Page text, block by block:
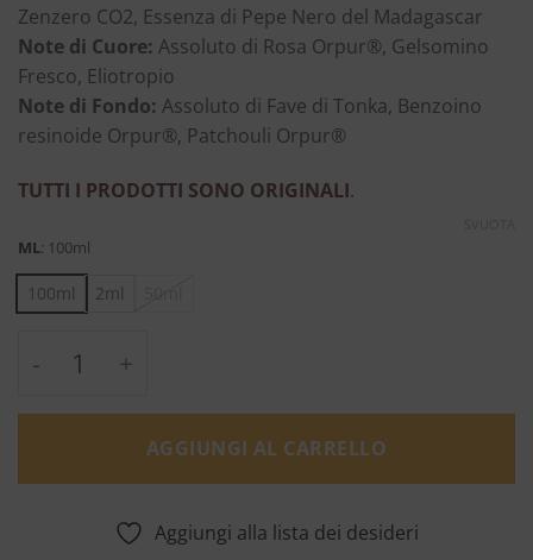
Zenzero CO2, Essenza di Pepe Nero del Madagascar
Note di Cuore: Assoluto di Rosa Orpur®, Gelsomino
Fresco, Eliotropio
Note di Fondo: Assoluto di Fave di Tonka, Benzoino
resinoide Orpur®, Patchouli Orpur®
TUTTI I PRODOTTI SONO ORIGINALI.
ML: 100ml
100ml 2ml 50ml
Eau de Protection- Etat Libre d'Orange
AGGIUNGI AL CARRELLO
Aggiungi alla lista dei desideri